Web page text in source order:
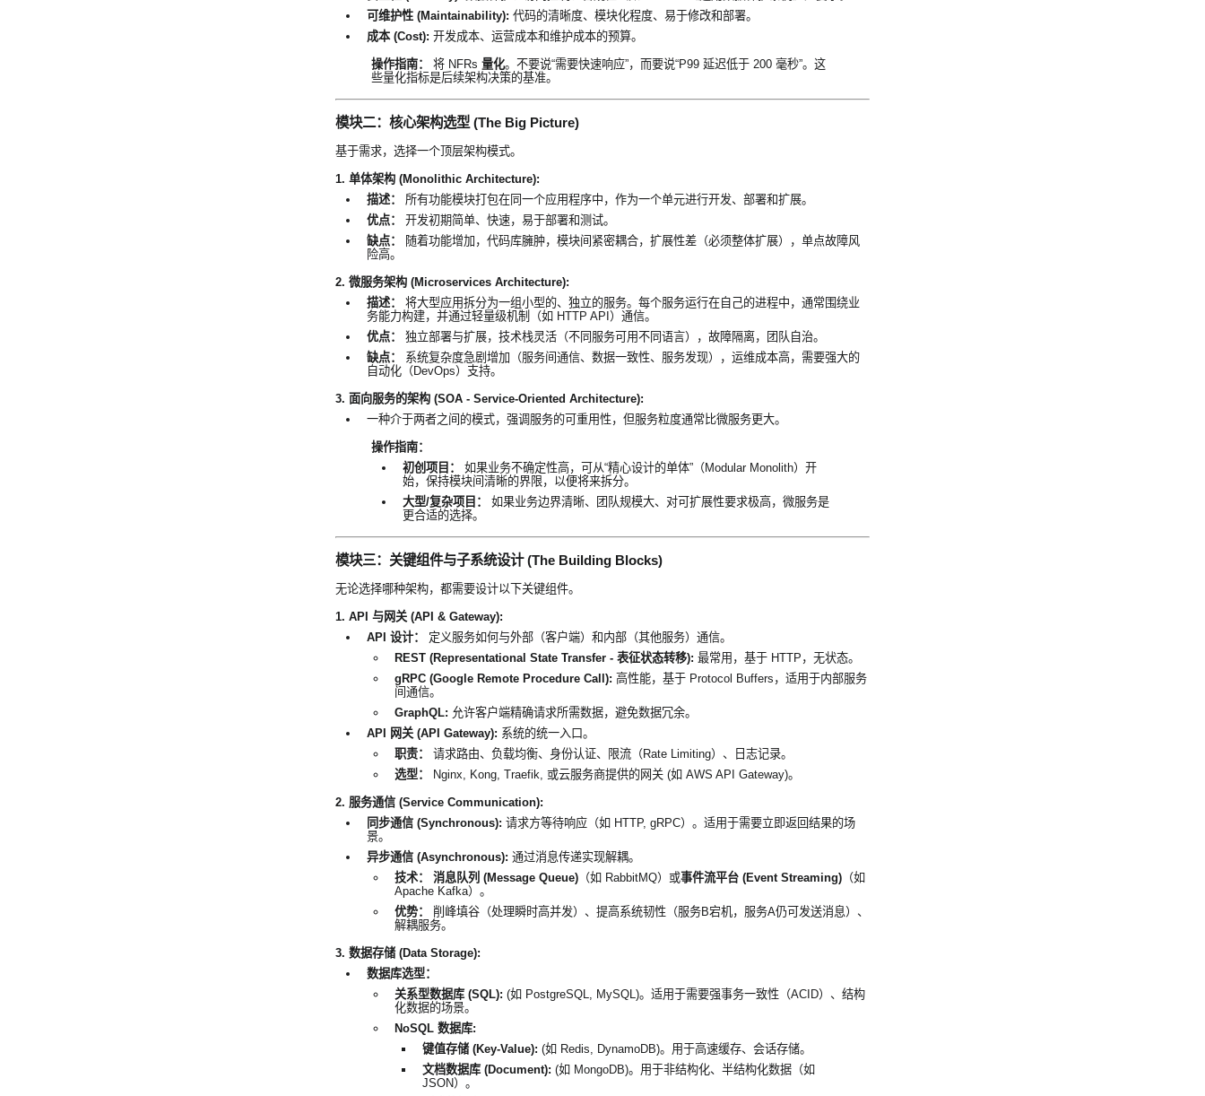
可维护性 (Maintainability): 代码的清晰度、模块化程度、易于修改和部署。
成本 (Cost): 开发成本、运营成本和维护成本的预算。
操作指南： 将 NFRs 量化。不要说“需要快速响应”，而要说“P99 延迟低于 200 毫秒”。这
些量化指标是后续架构决策的基准。
模块二：核心架构选型 (The Big Picture)
基于需求，选择一个顶层架构模式。
1. 单体架构 (Monolithic Architecture):
描述：
所有功能模块打包在同一个应用程序中，作为一个单元进行开发、部署和扩展。
优点：
开发初期简单、快速，易于部署和测试。
缺点：
随着功能增加，代码库臃肿，模块间紧密耦合，扩展性差（必须整体扩展），单点故障风
险高。
2. 微服务架构 (Microservices Architecture):
描述：
将大型应用拆分为一组小型的、独立的服务。每个服务运行在自己的进程中，通常围绕业
务能力构建，并通过轻量级机制（如 HTTP API）通信。
优点：
独立部署与扩展，技术栈灵活（不同服务可用不同语言），故障隔离，团队自治。
缺点：
系统复杂度急剧增加（服务间通信、数据一致性、服务发现），运维成本高，需要强大的
自动化（DevOps）支持。
3. 面向服务的架构 (SOA - Service-Oriented Architecture):
一种介于两者之间的模式，强调服务的可重用性，但服务粒度通常比微服务更大。
操作指南：
初创项目：
如果业务不确定性高，可从“精心设计的单体”（Modular Monolith）开
始，保持模块间清晰的界限，以便将来拆分。
大型/复杂项目：
如果业务边界清晰、团队规模大、对可扩展性要求极高，微服务是
更合适的选择。
模块三：关键组件与子系统设计 (The Building Blocks)
无论选择哪种架构，都需要设计以下关键组件。
1. API 与网关 (API & Gateway):
API 设计：
定义服务如何与外部（客户端）和内部（其他服务）通信。
REST (Representational State Transfer - 表征状态转移): 最常用，基于 HTTP，无状态。
gRPC (Google Remote Procedure Call): 高性能，基于 Protocol Buffers，适用于内部服务
间通信。
GraphQL: 允许客户端精确请求所需数据，避免数据冗余。
API 网关 (API Gateway): 系统的统一入口。
职责：
请求路由、负载均衡、身份认证、限流（Rate Limiting）、日志记录。
选型：
Nginx, Kong, Traefik, 或云服务商提供的网关 (如 AWS API Gateway)。
2. 服务通信 (Service Communication):
同步通信 (Synchronous): 请求方等待响应（如 HTTP, gRPC）。适用于需要立即返回结果的场
景。
异步通信 (Asynchronous): 通过消息传递实现解耦。
技术：
消息队列 (Message Queue) （如 RabbitMQ）或事件流平台 (Event Streaming) （如
Apache Kafka）。
优势：
削峰填谷（处理瞬时高并发）、提高系统韧性（服务B宕机，服务A仍可发送消息）、
解耦服务。
3. 数据存储 (Data Storage):
数据库选型：
关系型数据库 (SQL): (如 PostgreSQL, MySQL)。适用于需要强事务一致性（ACID）、结构
化数据的场景。
NoSQL 数据库:
键值存储 (Key-Value): (如 Redis, DynamoDB)。用于高速缓存、会话存储。
文档数据库 (Document): (如 MongoDB)。用于非结构化、半结构化数据（如
JSON）。